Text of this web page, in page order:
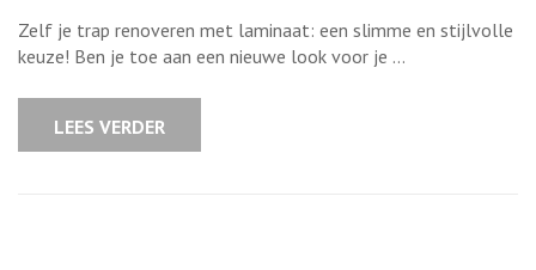
trap
met
Zelf je trap renoveren met laminaat: een slimme en stijlvolle
keuze! Ben je toe aan een nieuwe look voor je …
LEES VERDER